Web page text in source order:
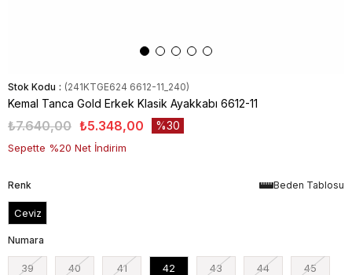
Stok Kodu (241KTGE624 6612-11_240)
Kemal Tanca Gold Erkek Klasik Ayakkabı 6612-11
₺7.640,00 ₺5.348,00 30
Sepette %20 Net İndirim
Beden Tablosu
Renk
Ceviz
Numara
39 40 41 42 43 44 45